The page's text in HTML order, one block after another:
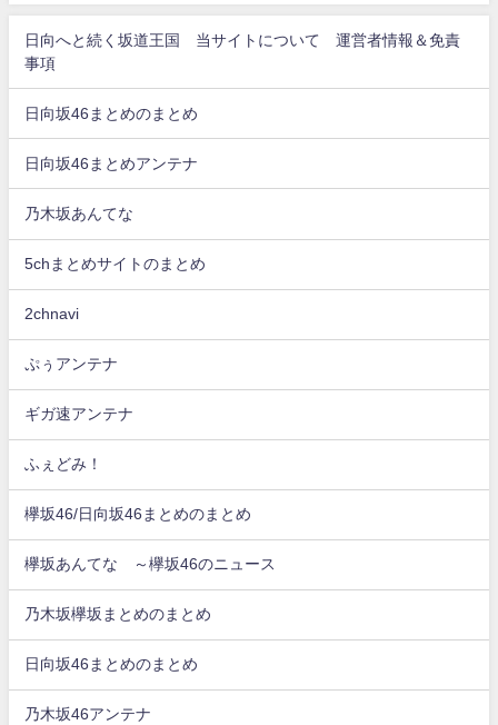
日向へと続く坂道王国 当サイトについて 運営者情報＆免責
事項
日向坂46まとめのまとめ
日向坂46まとめアンテナ
乃木坂あんてな
5chまとめサイトのまとめ
2chnavi
ぷぅアンテナ
ギガ速アンテナ
ふぇどみ！
欅坂46/日向坂46まとめのまとめ
欅坂あんてな ～欅坂46のニュース
乃木坂欅坂まとめのまとめ
日向坂46まとめのまとめ
乃木坂46アンテナ